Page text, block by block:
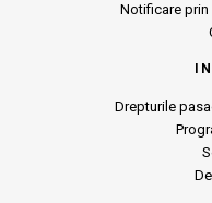
Notificare prin
Drepturile